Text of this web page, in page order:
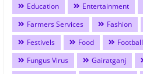
Education
Entertainment
Farmers Services
Fashion
Festivels
Food Football
Fungus Virus
Gairatganj